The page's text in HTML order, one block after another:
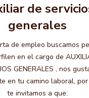
de
generales
de empleo buscamos
en el cargo de
GENERALES , nos
en tu camino laboral,
te invitamos a que: